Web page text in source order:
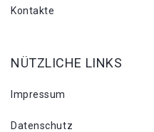
Kontakte
NÜTZLICHE LINKS
Impressum
Datenschutz